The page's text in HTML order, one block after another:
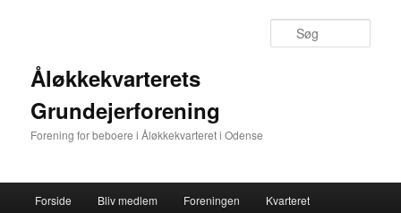
indholdÅløkkekvarterets
Grundejerforening
Forening for beboere i Åløkkekvarteret i Odense
Forside Bliv medlem Foreningen Kvarteret